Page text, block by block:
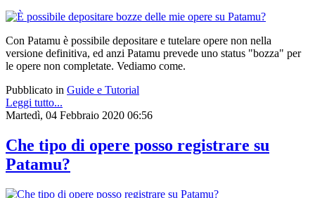
Con Patamu è possibile depositare e tutelare opere non nella
versione definitiva, ed anzi Patamu prevede uno status "bozza" per
le opere non completate. Vediamo come.
Pubblicato in Guide e Tutorial
Leggi tutto...
Martedì, 04 Febbraio 2020 06:56
Che tipo di opere posso registrare su
Patamu?